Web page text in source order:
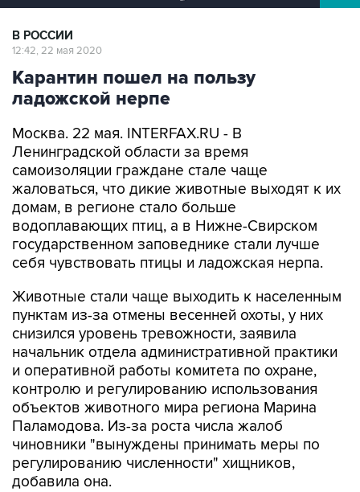
В РОССИИ
12:42, 22 мая 2020
Карантин пошел на пользу
ладожской нерпе
Москва. 22 мая. INTERFAX.RU - В
Ленинградской области за время
самоизоляции граждане стале чаще
жаловаться, что дикие животные выходят к их
домам, в регионе стало больше
водоплавающих птиц, а в Нижне-Свирском
государственном заповеднике стали лучше
себя чувствовать птицы и ладожская нерпа.
Животные стали чаще выходить к населенным
пунктам из-за отмены весенней охоты, у них
снизился уровень тревожности, заявила
начальник отдела административной практики
и оперативной работы комитета по охране,
контролю и регулированию использования
объектов животного мира региона Марина
Паламодова. Из-за роста числа жалоб
чиновники "вынуждены принимать меры по
регулированию численности" хищников,
добавила она.